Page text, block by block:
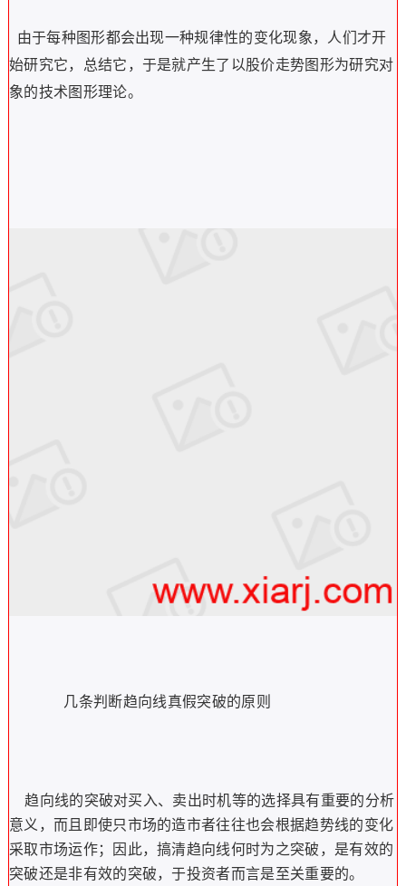
由于每种图形都会出现一种规律性的变化现象，人们才开
始研究它，总结它，于是就产生了以股价走势图形为研究对
象的技术图形理论。
几条判断趋向线真假突破的原则
趋向线的突破对买入、卖出时机等的选择具有重要的分析
意义，而且即使只市场的造市者往往也会根据趋势线的变化
采取市场运作；因此，搞清趋向线何时为之突破，是有效的
突破还是非有效的突破，于投资者而言是至关重要的。